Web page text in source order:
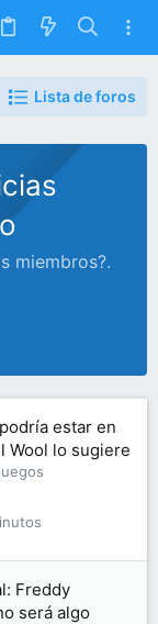
Lista de foros
miembros?.
estar en
Wool lo sugiere
Freddy
será algo